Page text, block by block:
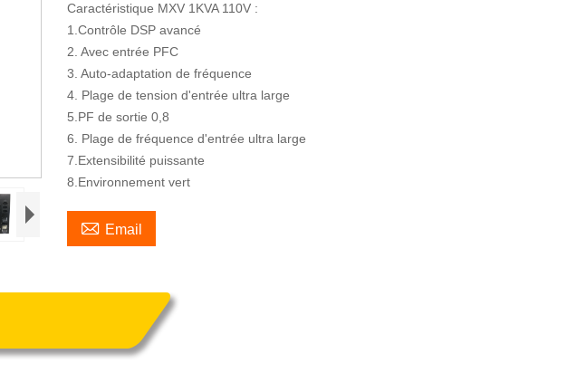
Caractéristique MXV 1KVA 110V :
1.Contrôle DSP avancé
2. Avec entrée PFC
3. Auto-adaptation de fréquence
4. Plage de tension d'entrée ultra large
5.PF de sortie 0,8
6. Plage de fréquence d'entrée ultra large
7.Extensibilité puissante
8.Environnement vert
 Email